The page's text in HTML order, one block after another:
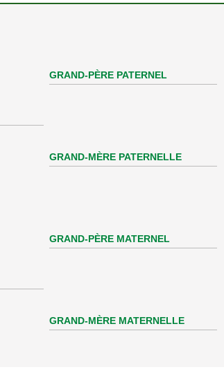
GRAND-PÈRE PATERNEL
GRAND-MÈRE PATERNELLE
GRAND-PÈRE MATERNEL
GRAND-MÈRE MATERNELLE